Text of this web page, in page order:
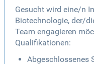
Gesucht wird eine/n
Biotechnologie, der/
Team engagieren
Qualifikationen:
Abgeschlossenes